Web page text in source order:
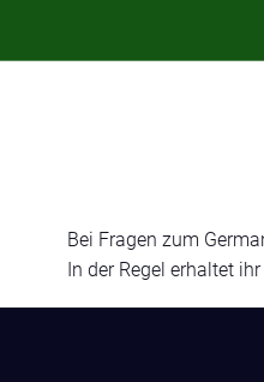
Bei Fragen zum
In der Regel erhaltet